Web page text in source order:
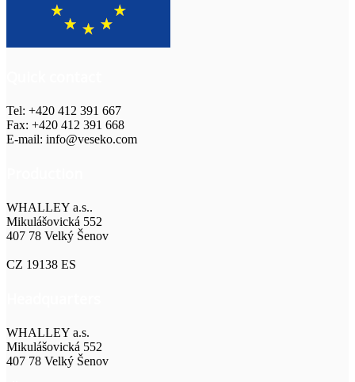
Tel: +420 412 391 667
Fax: +420 412 391 668
E-mail: info@veseko.com
WHALLEY a.s..
Mikulášovická 552
407 78 Velký Šenov
CZ 19138 ES
WHALLEY a.s.
Mikulášovická 552
407 78 Velký Šenov